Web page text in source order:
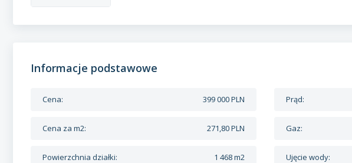
Informacje podstawowe
Cena: 399 000 PLN
Cena za m2: 271,80 PLN
Powierzchnia działki: 1 468 m2
Prąd:
Gaz:
Ujęcie wody: